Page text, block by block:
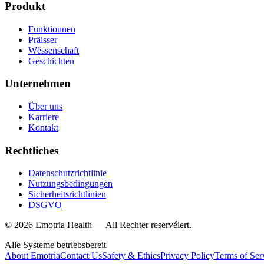
Produkt
Funktiounen
Präisser
Wëssenschaft
Geschichten
Unternehmen
Über uns
Karriere
Kontakt
Rechtliches
Datenschutzrichtlinie
Nutzungsbedingungen
Sicherheitsrichtlinien
DSGVO
© 2026 Emotria Health — All Rechter reservéiert.
Alle Systeme betriebsbereit
About EmotriaContact UsSafety & EthicsPrivacy PolicyTerms of